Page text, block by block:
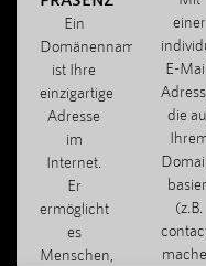
Ein
Domänenname
ist Ihre
einzigartige
Adresse
im
Internet.
Er
ermöglicht
es
Menschen,
einer
E-
die
(z.B.